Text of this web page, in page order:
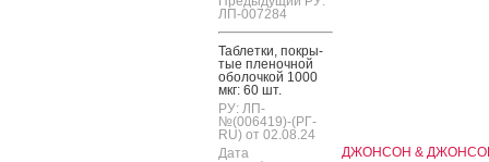
ЛП-007284
Таб­летки, пок­ры­
тые пле­ноч­ной
обо­лоч­кой 1000
мкг: 60 шт.
РУ: ЛП-
№(006419)-(РГ-
RU) от 02.08.24
Дата
ДЖОНСОН &